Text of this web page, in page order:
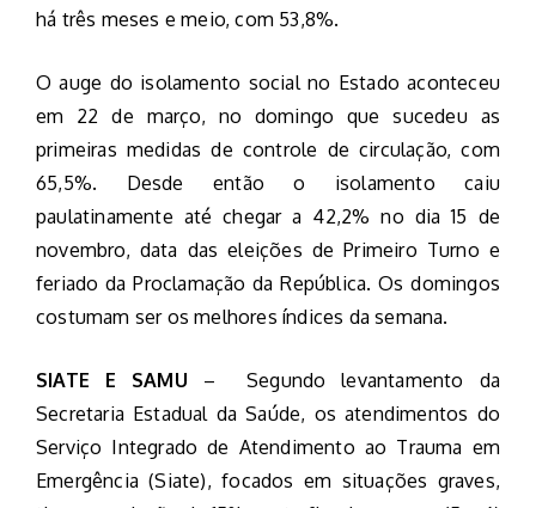
há três meses e meio, com 53,8%.
O auge do isolamento social no Estado aconteceu
em 22 de março, no domingo que sucedeu as
primeiras medidas de controle de circulação, com
65,5%. Desde então o isolamento caiu
paulatinamente até chegar a 42,2% no dia 15 de
novembro, data das eleições de Primeiro Turno e
feriado da Proclamação da República. Os domingos
costumam ser os melhores índices da semana.
SIATE E SAMU – Segundo levantamento da
Secretaria Estadual da Saúde, os atendimentos do
Serviço Integrado de Atendimento ao Trauma em
Emergência (Siate), focados em situações graves,